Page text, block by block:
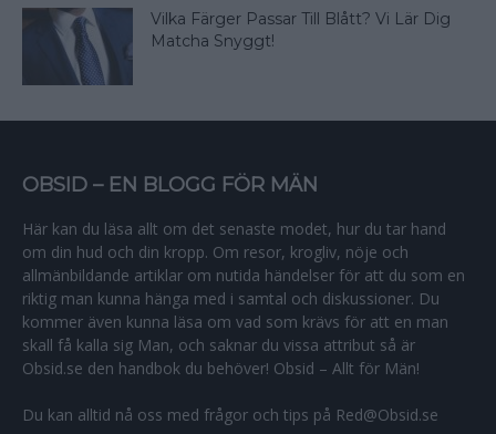
Vilka Färger Passar Till Blått? Vi Lär Dig
Matcha Snyggt!
OBSID – EN BLOGG FÖR MÄN
Här kan du läsa allt om det senaste modet, hur du tar hand
om din hud och din kropp. Om resor, krogliv, nöje och
allmänbildande artiklar om nutida händelser för att du som en
riktig man kunna hänga med i samtal och diskussioner. Du
kommer även kunna läsa om vad som krävs för att en man
skall få kalla sig Man, och saknar du vissa attribut så är
Obsid.se den handbok du behöver! Obsid – Allt för Män!
Du kan alltid nå oss med frågor och tips på Red@Obsid.se